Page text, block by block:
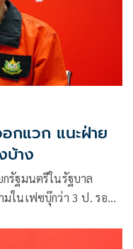
กแวก แนะฝ่าย
บ้าง
รัฐมนตรีในรัฐบาล
ในเฟซบุ๊กว่า 3 ป. รอ